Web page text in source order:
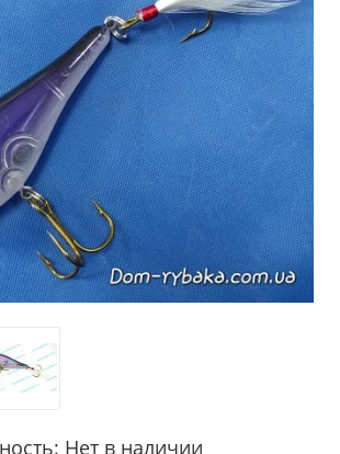
Нет в наличии